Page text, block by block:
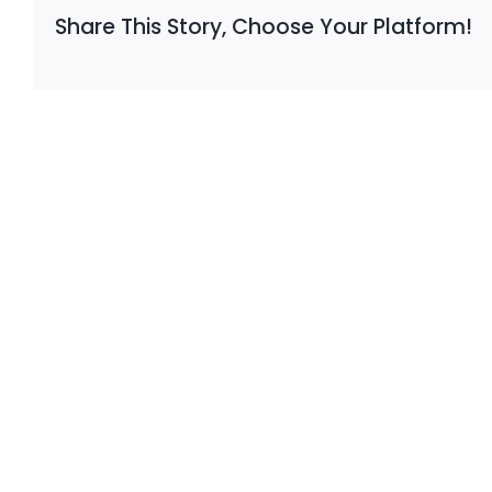
Share This Story, Choose Your Platform!